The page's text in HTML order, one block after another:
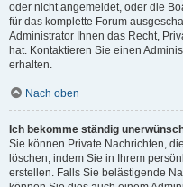
oder nicht angemeldet, oder die
für das komplette Forum
Administrator Ihnen das Recht,
hat. Kontaktieren Sie einen
erhalten.
Nach oben
Ich bekomme ständig
Sie können Private Nachrichten,
löschen, indem Sie in Ihrem
erstellen. Falls Sie belästigende